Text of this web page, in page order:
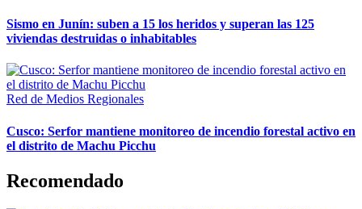
Sismo en Junín: suben a 15 los heridos y superan las 125
viviendas destruidas o inhabitables
Red de Medios Regionales
Cusco: Serfor mantiene monitoreo de incendio forestal activo en
el distrito de Machu Picchu
Recomendado